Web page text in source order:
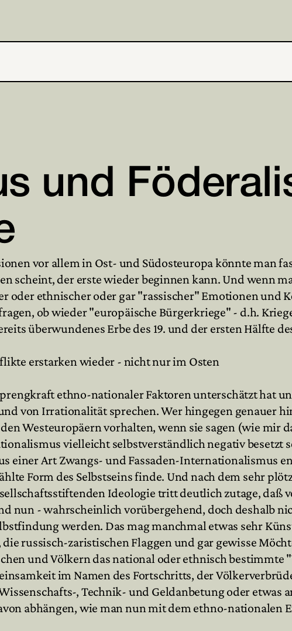
und
vor allem in Ost- und Südosteuropa könnte man
scheint, der erste wieder beginnen kann. Und wenn
oder ethnischer oder gar "rassischer" Emotionen und
ob wieder "europäische Bürgerkriege" - d.h.
überwundenes Erbe des 19. und der ersten Hälfte
erstarken wieder - nicht nur im Osten
ethno-nationaler Faktoren unterschätzt hat
von Irrationalität sprechen. Wer hingegen genauer
Westeuropäern vorhalten, wenn sie sagen (wie mir
vielleicht selbstverständlich negativ besetzt
einer Art Zwangs- und Fassaden-Internationalismus
Form des Selbstseins finde. Und nach dem sehr
Ideologie tritt deutlich zutage, daß
nun - wahrscheinlich vorübergehend, doch deshalb
werden. Das mag manchmal etwas sehr
russisch-zaristischen Flaggen und gar gewisse
und Völkern das national oder ethnisch
im Namen des Fortschritts, der
, Technik- und Geldanbetung oder etwas
abhängen, wie man nun mit dem ethno-nationalen